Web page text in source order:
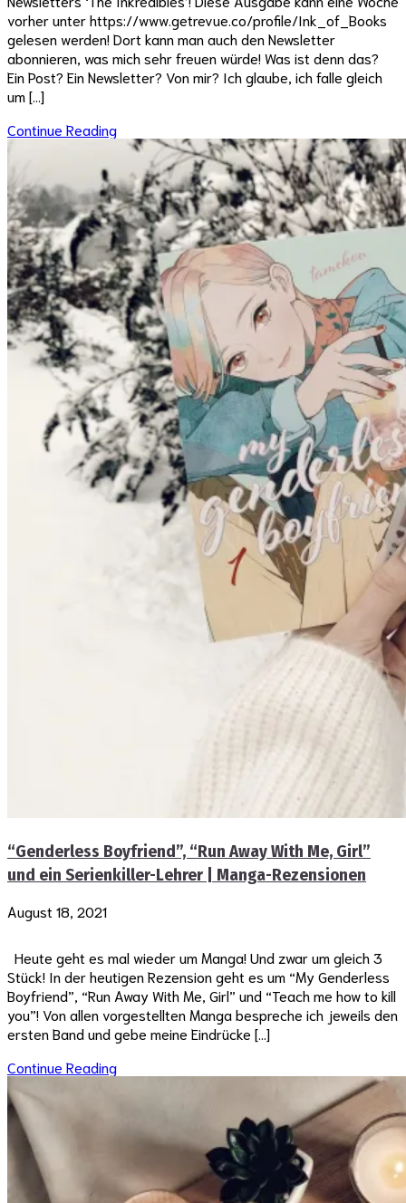
vorher unter https://www.getrevue.co/profile/Ink_of_Books
gelesen werden! Dort kann man auch den Newsletter
abonnieren, was mich sehr freuen würde! Was ist denn das?
Ein Post? Ein Newsletter? Von mir? Ich glaube, ich falle gleich
um […]
Continue Reading
“Genderless Boyfriend”, “Run Away With Me, Girl”
und ein Serienkiller-Lehrer | Manga-Rezensionen
August 18, 2021
Heute geht es mal wieder um Manga! Und zwar um gleich 3
Stück! In der heutigen Rezension geht es um “My Genderless
Boyfriend”, “Run Away With Me, Girl” und “Teach me how to kill
you”! Von allen vorgestellten Manga bespreche ich jeweils den
ersten Band und gebe meine Eindrücke […]
Continue Reading